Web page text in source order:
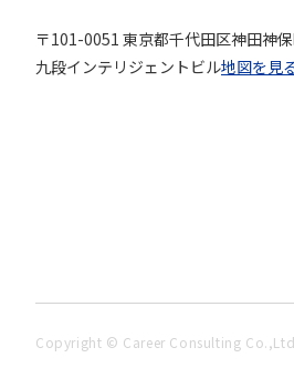
〒101-0051 東京都千代田区神田神
九段インテリジェントビル地図を見
Copyright © Career Consulting